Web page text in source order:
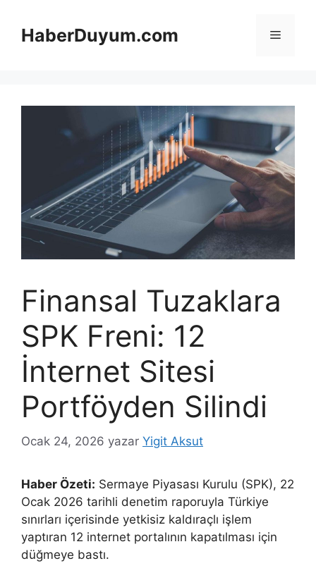
HaberDuyum.com Menü
Finansal Tuzaklara
SPK Freni: 12
İnternet Sitesi
Portföyden Silindi
Ocak 24, 2026 yazar Yigit Aksut
Haber Özeti: Sermaye Piyasası Kurulu (SPK), 22
Ocak 2026 tarihli denetim raporuyla Türkiye
sınırları içerisinde yetkisiz kaldıraçlı işlem
yaptıran 12 internet portalının kapatılması için
düğmeye bastı.